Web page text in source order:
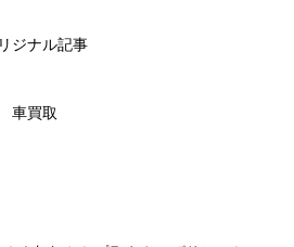
ジナル記事
車買取